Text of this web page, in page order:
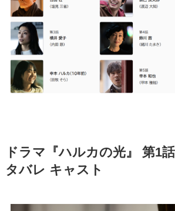
ドラマ『ハルカの光』 第1
タバレ キャスト